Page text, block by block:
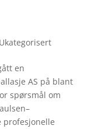
Ukategorisert
en
AS på blant
spørsmål om
profesjonelle